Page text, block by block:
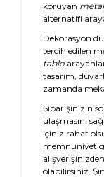
koruyan
alternatifi
Dekorasyon
tercih edilen
tablo
tasarım,
zamanda
Siparişinizin
ulaşmasını
içiniz rahat
memnuniyet
olabilirsiniz.